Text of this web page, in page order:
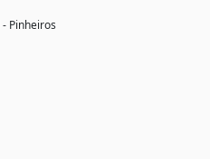
- Pinheiros